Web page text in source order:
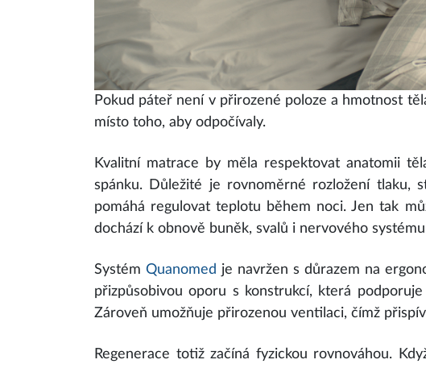
Pokud páteř není v přirozené poloze a hmotnost
místo toho, aby odpočívaly.
Kvalitní matrace by měla respektovat anatomii
spánku. Důležité je rovnoměrné rozložení tlaku,
pomáhá regulovat teplotu během noci. Jen tak
dochází k obnově buněk, svalů i nervového
Systém Quanomed je navržen s důrazem na
přizpůsobivou oporu s konstrukcí, která
Zároveň umožňuje přirozenou ventilaci, čímž
Regenerace totiž začíná fyzickou rovnováhou.